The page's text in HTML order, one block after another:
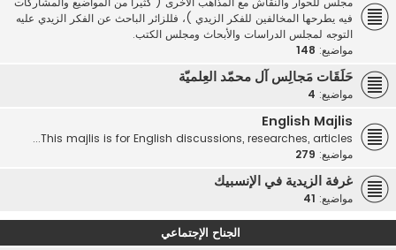
فيه يطرحها المخالفين للفكر الزيدي )، فللزائر الباحث عن الفكر الزيدي عليه
التوجه لمجلس الدراسات والأبحاث ومجلس الكتب.
مواضيع: 148
حَلَقَات مَجالِس آل محمّد العِلميّة
مواضيع: 4
English Majlis
This majlis is for English discussions, researches, articles...
مواضيع: 279
غرفة الزيدية في الإنسبيك
مواضيع: 41
الجناح الإجتماعي